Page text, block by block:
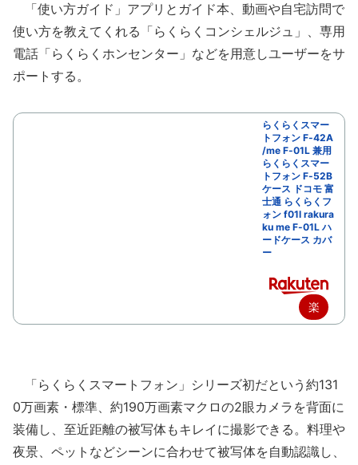
「使い方ガイド」アプリとガイド本、動画や自宅訪問で
使い方を教えてくれる「らくらくコンシェルジュ」、専用
電話「らくらくホンセンター」などを用意しユーザーをサ
ポートする。
らくらくスマー
トフォン F-42A
/me F-01L 兼用
らくらくスマー
トフォン F-52B
ケース ドコモ 富
士通 らくらくフ
ォン f01l rakura
ku me F-01L ハ
ードケース カバ
ー
楽
購
入
「らくらくスマートフォン」シリーズ初だという約131
0万画素・標準、約190万画素マクロの2眼カメラを背面に
装備し、至近距離の被写体もキレイに撮影できる。料理や
夜景、ペットなどシーンに合わせて被写体を自動認識し、